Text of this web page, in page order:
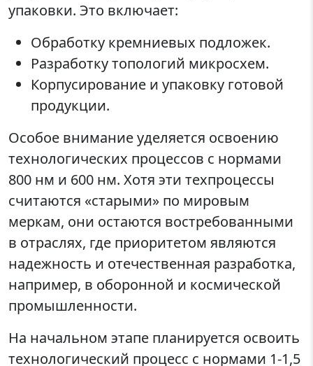
упаковки. Это включает:
Обработку кремниевых подложек.
Разработку топологий микросхем.
Корпусирование и упаковку готовой
продукции.
Особое внимание уделяется освоению
технологических процессов с нормами
800 нм и 600 нм. Хотя эти техпроцессы
считаются «старыми» по мировым
меркам, они остаются востребованными
в отраслях, где приоритетом являются
надежность и отечественная разработка,
например, в оборонной и космической
промышленности.
На начальном этапе планируется освоить
технологический процесс с нормами 1-1,5